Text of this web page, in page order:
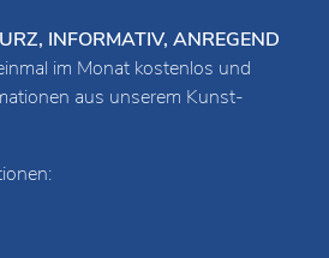
INFORMATIV, ANREGEND
im Monat kostenlos und
aus unserem Kunst-